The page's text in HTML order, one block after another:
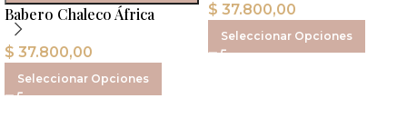
Babero Chaleco África
$ 37.800,00
Seleccionar Opciones
$ 37.800,00
Seleccionar Opciones